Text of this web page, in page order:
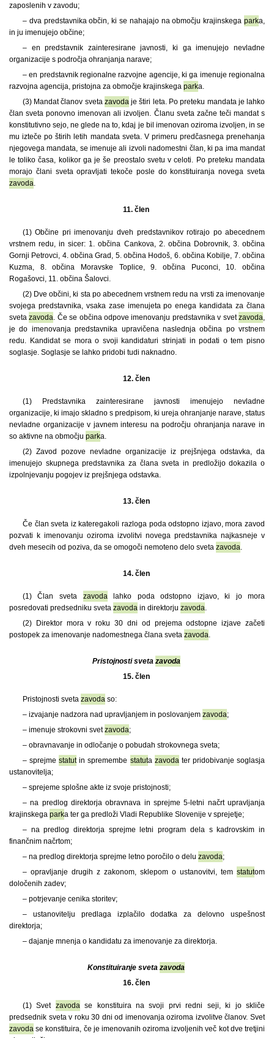
zaposlenih v zavodu;
– dva predstavnika občin, ki se nahajajo na območju krajinskega parka,
in ju imenujejo občine;
– en predstavnik zainteresirane javnosti, ki ga imenujejo nevladne
organizacije s področja ohranjanja narave;
– en predstavnik regionalne razvojne agencije, ki ga imenuje regionalna
razvojna agencija, pristojna za območje krajinskega parka.
(3) Mandat članov sveta zavodaje štiri leta. Po preteku mandata je lahko
član sveta ponovno imenovan ali izvoljen. Članu sveta začne teči mandat s
konstitutivno sejo, ne glede na to, kdaj je bil imenovan oziroma izvoljen, in se
mu izteče po štirih letih mandata sveta. V primeru predčasnega prenehanja
njegovega mandata, se imenuje ali izvoli nadomestni član, ki pa ima mandat
le toliko časa, kolikor ga je še preostalo svetu v celoti. Po preteku mandata
morajo člani sveta opravljati tekoče posle do konstituiranja novega sveta
zavoda.
11. člen
(1) Občine pri imenovanju dveh predstavnikov rotirajo po abecednem
vrstnem redu, in sicer: 1. občina Cankova, 2. občina Dobrovnik, 3. občina
Gornji Petrovci, 4. občina Grad, 5. občina Hodoš, 6. občina Kobilje, 7. občina
Kuzma, 8. občina Moravske Toplice, 9. občina Puconci, 10. občina
Rogašovci, 11. občina Šalovci.
(2) Dve občini, ki sta po abecednem vrstnem redu na vrsti za imenovanje
svojega predstavnika, vsaka zase imenujeta po enega kandidata za člana
svetazavoda. Če se občina odpove imenovanju predstavnika v svetzavoda,
je do imenovanja predstavnika upravičena naslednja občina po vrstnem
redu. Kandidat se mora o svoji kandidaturi strinjati in podati o tem pisno
soglasje. Soglasje se lahko pridobi tudi naknadno.
12. člen
(1)
Predstavnika zainteresirane javnosti imenujejo nevladne
organizacije, ki imajo skladno s predpisom, ki ureja ohranjanje narave, status
nevladne organizacije v javnem interesu na področju ohranjanja narave in
so aktivne na območju parka.
(2) Zavod pozove nevladne organizacije iz prejšnjega odstavka, da
imenujejo skupnega predstavnika za člana sveta in predložijo dokazila o
izpolnjevanju pogojev iz prejšnjega odstavka.
13. člen
Če član sveta iz kateregakoli razloga poda odstopno izjavo, mora zavod
pozvati k imenovanju oziroma izvolitvi novega predstavnika najkasneje v
dveh mesecih od poziva, da se omogoči nemoteno delo sveta zavoda.
14. člen
(1) Član sveta zavodalahko poda odstopno izjavo, ki jo mora
posredovati predsedniku sveta zavoda in direktorju zavoda.
(2) Direktor mora v roku 30 dni od prejema odstopne izjave začeti
postopek za imenovanje nadomestnega člana sveta zavoda.
Pristojnosti sveta zavoda
15. člen
Pristojnosti sveta zavodaso:
– izvajanje nadzora nad upravljanjem in poslovanjem zavoda;
– imenuje strokovni svetzavoda;
– obravnavanje in odločanje o pobudah strokovnega sveta;
– sprejmestatutin spremembe statuta zavodater pridobivanje soglasja
ustanovitelja;
– sprejeme splošne akte iz svoje pristojnosti;
– na predlog direktorja obravnava in sprejme 5-letni načrt upravljanja
krajinskega parka ter ga predloži Vladi Republike Slovenije v sprejetje;
– na predlog direktorja sprejme letni program dela s kadrovskim in
finančnim načrtom;
– na predlog direktorja sprejme letno poročilo o delu zavoda;
– opravljanje drugih z zakonom, sklepom o ustanovitvi, tem statutom
določenih zadev;
– potrjevanje cenika storitev;
– ustanovitelju predlaga izplačilo dodatka za delovno uspešnost
direktorja;
– dajanje mnenja o kandidatu za imenovanje za direktorja.
Konstituiranje sveta zavoda
16. člen
(1) Svet zavodase konstituira na svoji prvi redni seji, ki jo skliče
predsednik sveta v roku 30 dni od imenovanja oziroma izvolitve članov. Svet
zavoda se konstituira, če je imenovanih oziroma izvoljenih več kot dve tretjini